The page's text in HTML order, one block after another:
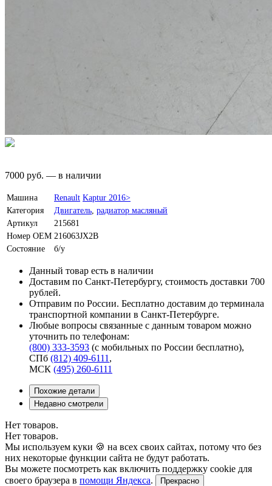
7000 руб. — в наличии
Машина Renault Kaptur 2016>
Категория
Двигатель радиатор масляный
Артикул
215681
Номер OEM 216063JX2B
Состояние
б/у
Данный товар есть в наличии
Доставим по Санкт-Петербургу, стоимость доставки 700
рублей.
Отправим по России. Бесплатно доставим до терминала
транспортной компании в Санкт-Петербурге.
Любые вопросы связанные с данным товаром можно
уточнить по телефонам:
(800) 333-3593 (с мобильных по России бесплатно),
СПб (812) 409-6111 ,
МСК (495) 260-6111
Похожие детали
Недавно смотрели
Нет товаров.
Нет товаров.
Мы используем куки 🍪 на всех своих сайтах, потому что без
них некоторые функции сайта не будут работать.
Вы можете посмотреть как включить поддержку cookie для
своего браузера в помощи Яндекса. Прекрасно